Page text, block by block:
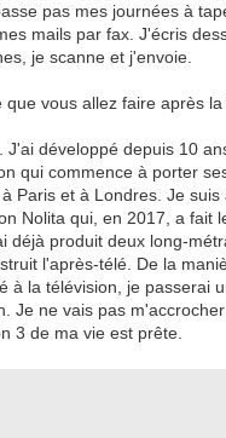
pas mes journées à
mails par fax. J'écris
je scanne et j'envoie.
que vous allez faire après
J'ai développé depuis 10
qui commence à porter
Paris et à Londres. Je suis
Nolita qui, en 2017, a fait
déjà produit deux long-
l'après-télé. De la
à la télévision, je passerai
Je ne vais pas
3 de ma vie est prête.